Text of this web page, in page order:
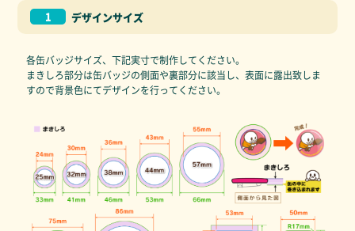
1 デザインサイズ
各缶バッジサイズ、下記実寸で制作してください。
まきしろ部分は缶バッジの側面や裏部分に該当し、表面に露出致しま
すので背景色にてデザインを行ってください。